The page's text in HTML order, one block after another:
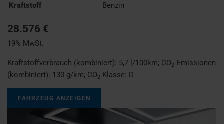
Kraftstoff
Benzin
28.576 €
19% MwSt.
Kraftstoffverbrauch (kombiniert): 5,7 l/100km; CO2-Emissionen
(kombiniert): 130 g/km; CO2-Klasse: D
FAHRZEUG ANZEIGEN